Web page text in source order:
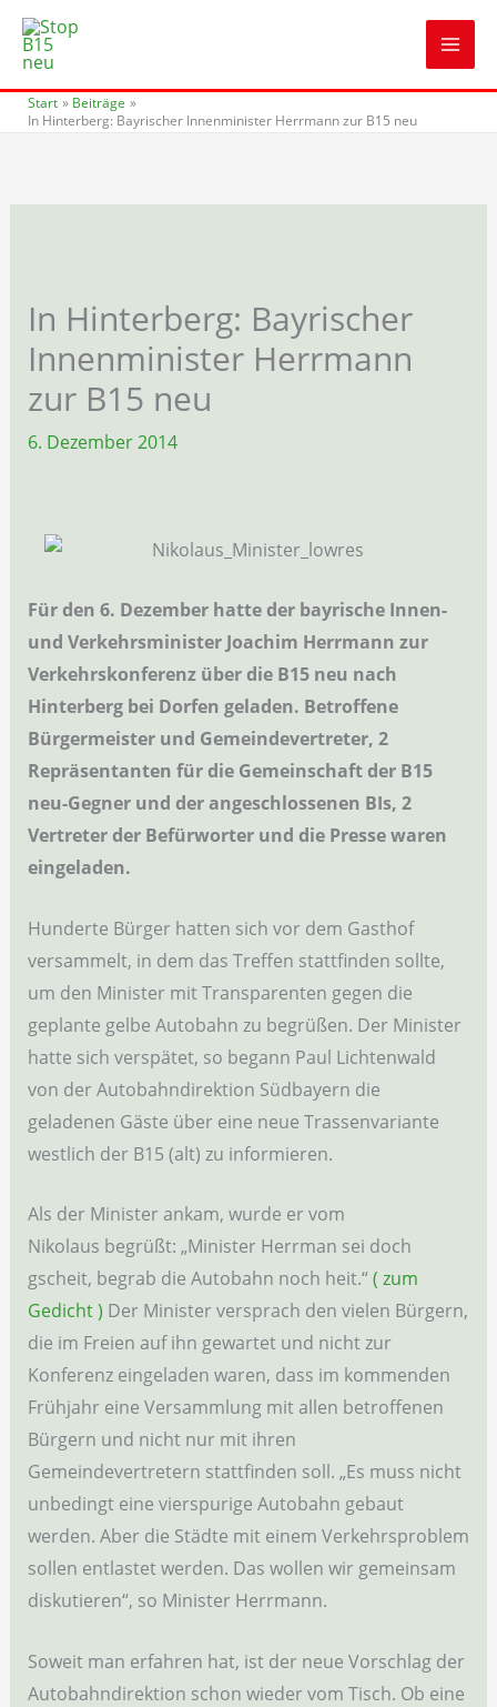
Zum
Inhalt
Start
Beiträge
In Hinterberg: Bayrischer Innenminister Herrmann zur B15 neu
In Hinterberg: Bayrischer
Innenminister Herrmann
zur B15 neu
6. Dezember 2014
Für den 6. Dezember hatte der bayrische Innen-
und Verkehrsminister Joachim Herrmann zur
Verkehrskonferenz über die B15 neu nach
Hinterberg bei Dorfen geladen. Betroffene
Bürgermeister und Gemeindevertreter, 2
Repräsentanten für die Gemeinschaft der B15
neu-Gegner und der angeschlossenen BIs, 2
Vertreter der Befürworter und die Presse waren
eingeladen.
Hunderte Bürger hatten sich vor dem Gasthof
versammelt, in dem das Treffen stattfinden sollte,
um den Minister mit Transparenten gegen die
geplante gelbe Autobahn zu begrüßen. Der Minister
hatte sich verspätet, so begann Paul Lichtenwald
von der Autobahndirektion Südbayern die
geladenen Gäste über eine neue Trassenvariante
westlich der B15 (alt) zu informieren.
Als der Minister ankam, wurde er vom
Nikolaus begrüßt: „Minister Herrman sei doch
gscheit, begrab die Autobahn noch heit.“( zum
Gedicht ) Der Minister versprach den vielen Bürgern,
die im Freien auf ihn gewartet und nicht zur
Konferenz eingeladen waren, dass im kommenden
Frühjahr eine Versammlung mit allen betroffenen
Bürgern und nicht nur mit ihren
Gemeindevertretern stattfinden soll. „Es muss nicht
unbedingt eine vierspurige Autobahn gebaut
werden. Aber die Städte mit einem Verkehrsproblem
sollen entlastet werden. Das wollen wir gemeinsam
diskutieren“, so Minister Herrmann.
Soweit man erfahren hat, ist der neue Vorschlag der
Autobahndirektion schon wieder vom Tisch. Ob eine